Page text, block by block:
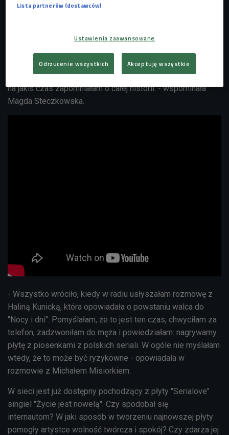
- Kilka lat temu zadzwoniła do mnie moja serdeczna
Nagrałaś płytę z przebojami z polskich seriali, która stała
się wielkim hitem.Wtedy bardzo mnie to rozbawiło, potem
na jakiś czas zapomniałam o całej historii.- wspominała
Magda Steczkowska.
- Wszystko wróciło, kiedy w radiu usłyszałam rozmowę z
Haliną Kunicką, która opowiadała o powstaniu walca do
"Nocy i dni". Pomyślałam, że to jest ten czas, chwyciłam za
telefon, zadzwoniłam do męża i powiedziałam: nagrywamy
płytę z piosenkami z polskich seriali. W ogóle nie myślałam
wtedy, że to może być ryzykowne - opowiadała w
rozmowie z Michałem Misiorkiem.
W sieci jest już dostępny pochodzący z płyty "Serialove"
singiel "Życie jest nowelą". Czy spodobał się
internautom? W jaki sposób w tworzeniu najnowszej płyty
pomogły artystce wolność twórcza i spokój? Czy zdarza jej
Lista partnerów (dostawców)
Ustawienia zaawansowane
Odrzucenie wszystkich Akceptuję wszystkie